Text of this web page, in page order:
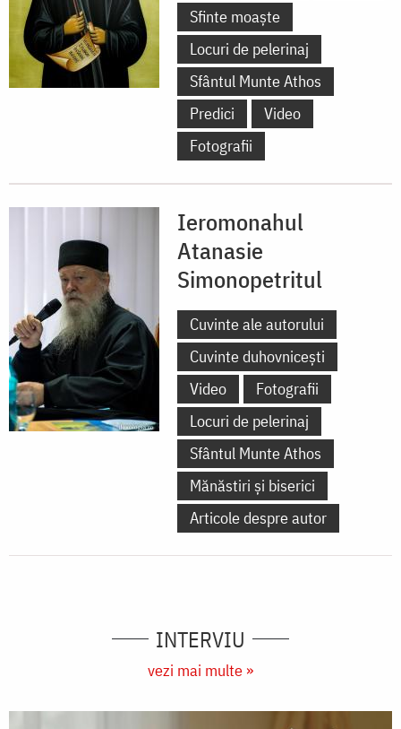
Sfinte moaște
Locuri de pelerinaj
Sfântul Munte Athos
Predici
Video
Fotografii
Ieromonahul
Atanasie
Simonopetritul
Cuvinte ale autorului
Cuvinte duhovnicești
Video
Fotografii
Locuri de pelerinaj
Sfântul Munte Athos
Mănăstiri și biserici
Articole despre autor
INTERVIU
vezi mai multe »